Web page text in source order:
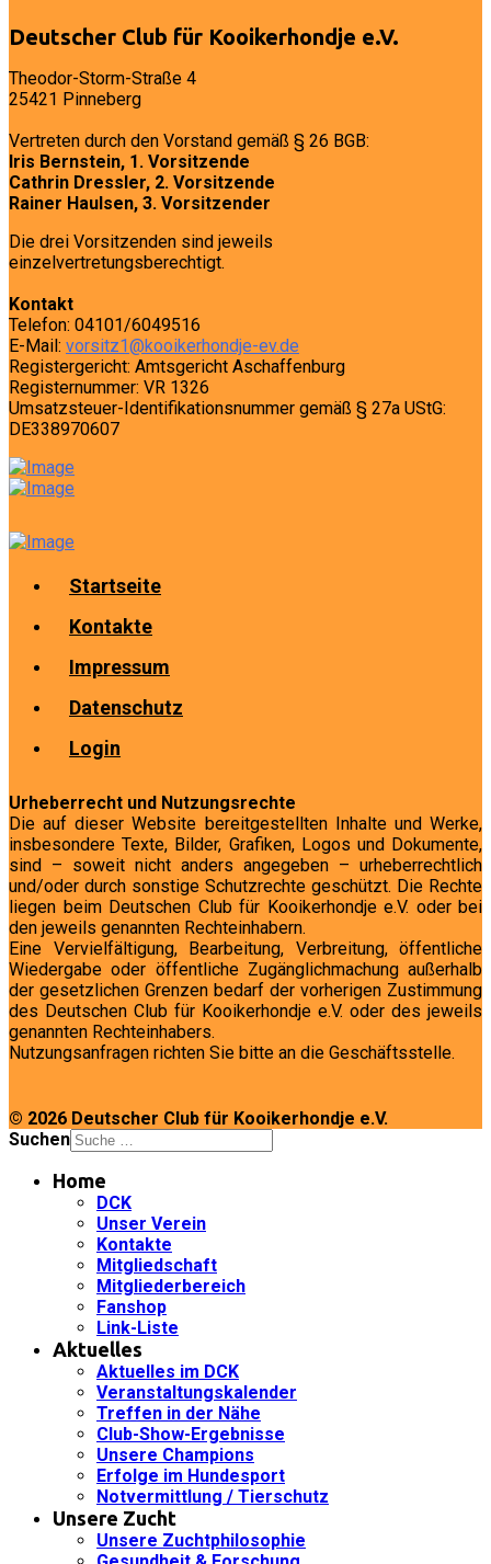
Deutscher Club für Kooikerhondje e.V.
Theodor-Storm-Straße 4
25421 Pinneberg
Vertreten durch den Vorstand gemäß § 26 BGB:
Iris Bernstein, 1. Vorsitzende
Cathrin Dressler, 2. Vorsitzende
Rainer Haulsen, 3. Vorsitzender
Die drei Vorsitzenden sind jeweils
einzelvertretungsberechtigt.
Kontakt
Telefon: 04101/6049516
E-Mail: vorsitz1@kooikerhondje-ev.de
Registergericht: Amtsgericht Aschaffenburg
Registernummer: VR 1326
Umsatzsteuer-Identifikationsnummer gemäß § 27a UStG:
DE338970607
Startseite
Kontakte
Impressum
Datenschutz
Login
Urheberrecht und Nutzungsrechte
Die auf dieser Website bereitgestellten Inhalte und Werke,
insbesondere Texte, Bilder, Grafiken, Logos und Dokumente,
sind – soweit nicht anders angegeben – urheberrechtlich
und/oder durch sonstige Schutzrechte geschützt. Die Rechte
liegen beim Deutschen Club für Kooikerhondje e.V. oder bei
den jeweils genannten Rechteinhabern.
Eine Vervielfältigung, Bearbeitung, Verbreitung, öffentliche
Wiedergabe oder öffentliche Zugänglichmachung außerhalb
der gesetzlichen Grenzen bedarf der vorherigen Zustimmung
des Deutschen Club für Kooikerhondje e.V. oder des jeweils
genannten Rechteinhabers.
Nutzungsanfragen richten Sie bitte an die Geschäftsstelle.
© 2026 Deutscher Club für Kooikerhondje e.V.
Suchen
Home
DCK
Unser Verein
Kontakte
Mitgliedschaft
Mitgliederbereich
Fanshop
Link-Liste
Aktuelles
Aktuelles im DCK
Veranstaltungskalender
Treffen in der Nähe
Club-Show-Ergebnisse
Unsere Champions
Erfolge im Hundesport
Notvermittlung / Tierschutz
Unsere Zucht
Unsere Zuchtphilosophie